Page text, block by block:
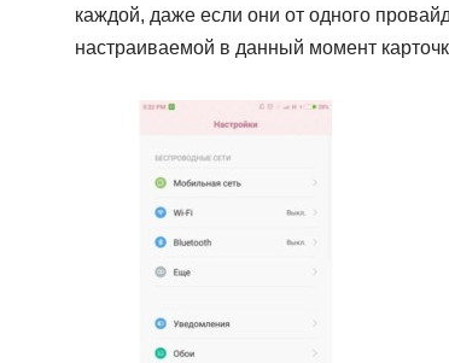
каждой, даже если они от одного
настраиваемой в данный момент